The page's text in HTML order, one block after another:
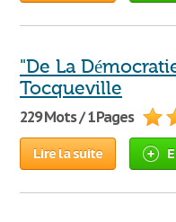
"De La
Tocqueville
229 Mots / 1 Pages
Lire la suite